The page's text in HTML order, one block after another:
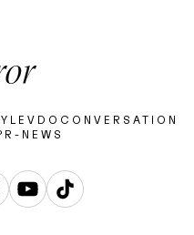
VDO CONVERSATION
NEWS